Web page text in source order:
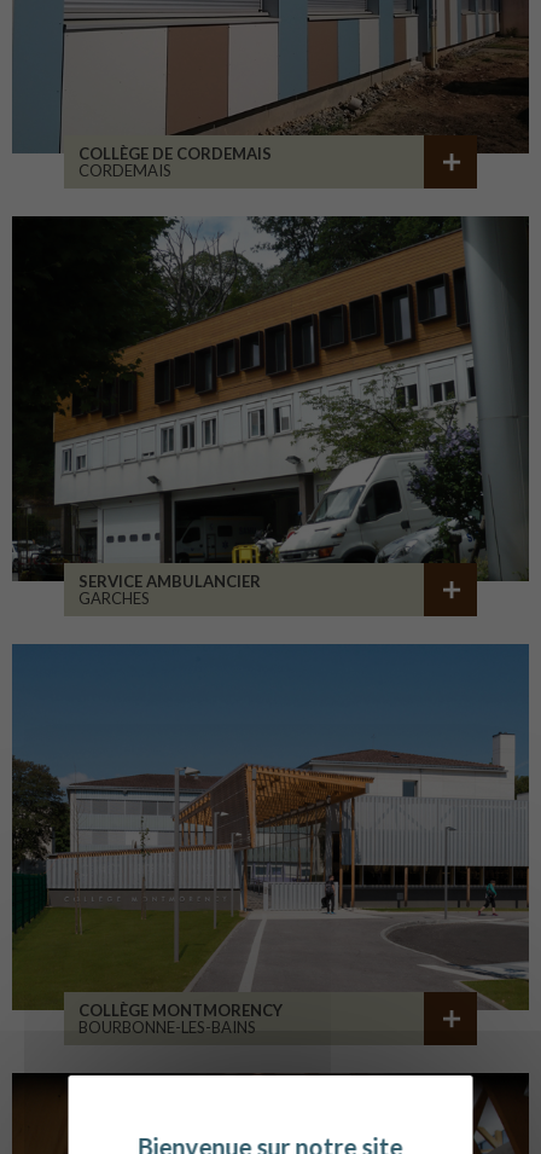
COLLÈGE DE CORDEMAIS
CORDEMAIS
SERVICE AMBULANCIER
GARCHES
COLLÈGE MONTMORENCY
BOURBONNE-LES-BAINS